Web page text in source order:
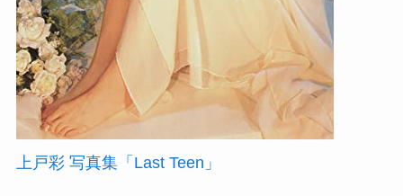
上戸彩 写真集「Last Teen」